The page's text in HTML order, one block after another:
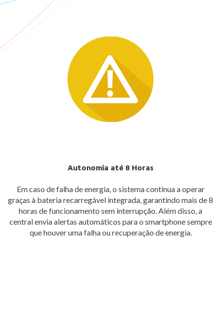
Autonomia até 8 Horas
Em caso de falha de energia, o sistema continua a operar
graças à bateria recarregável integrada, garantindo mais de 8
horas de funcionamento sem interrupção. Além disso, a
central envia alertas automáticos para o smartphone sempre
que houver uma falha ou recuperação de energia.